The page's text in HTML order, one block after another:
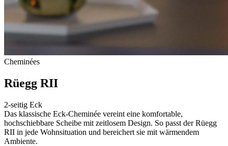
Cheminées
Rüegg RII
2-seitig Eck
Das klassische Eck-Cheminée vereint eine komfortable,
hochschiebbare Scheibe mit zeitlosem Design. So passt der Rüegg
RII in jede Wohnsituation und bereichert sie mit wärmendem
Ambiente.